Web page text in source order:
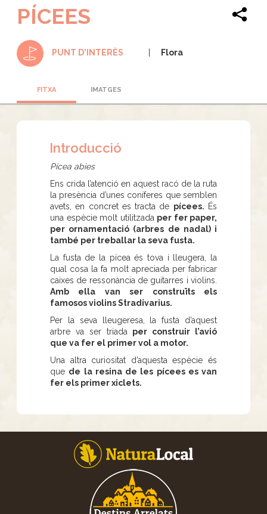
PÍCEES
PUNT D'INTERÈS Flora
FITXA IMATGES
Introducció
Pícea abies
Ens crida l’atenció en aquest racó de la ruta
la presència d’unes coníferes que semblen
avets, en concret es tracta de pícees. És
una espècie molt utilitzada per fer paper,
per ornamentació (arbres de nadal) i
també per treballar la seva fusta.
La fusta de la pícea és tova i lleugera, la
qual cosa la fa molt apreciada per fabricar
caixes de ressonància de guitarres i violins.
Amb ella van ser construïts els
famosos violins Stradivarius.
Per la seva lleugeresa, la fusta d’aquest
arbre va ser triada per construir l’avió
que va fer el primer vol a motor.
Una altra curiositat d’aquesta espècie és
que de la resina de les pícees es van
fer els primer xiclets.